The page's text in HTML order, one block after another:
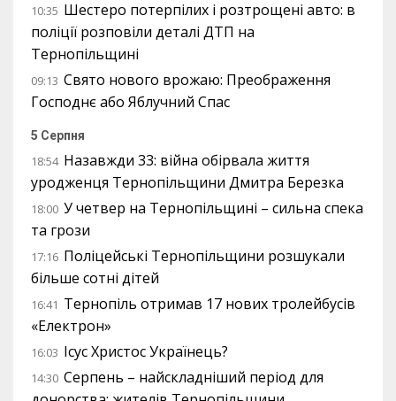
10:35 Шестеро потерпілих і розтрощені авто: в
поліції розповіли деталі ДТП на
Тернопільщині
09:13 Свято нового врожаю: Преображення
Господнє або Яблучний Спас
5 Серпня
18:54 Назавжди 33: війна обірвала життя
уродженця Тернопільщини Дмитра Березка
18:00 У четвер на Тернопільщині – сильна спека
та грози
17:16 Поліцейські Тернопільщини розшукали
більше сотні дітей
16:41 Тернопіль отримав 17 нових тролейбусів
«Електрон»
16:03 Ісус Христос Українець?
14:30 Серпень – найскладніший період для